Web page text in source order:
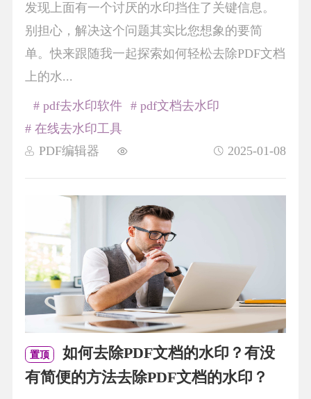
发现上面有一个讨厌的水印挡住了关键信息。
别担心，解决这个问题其实比您想象的要简
单。快来跟随我一起探索如何轻松去除PDF文档
上的水...
PDF编辑器 2025-01-08
# pdf去水印软件
# pdf文档去水印
# 在线去水印工具
置顶
如何去除PDF文档的水印？有没
有简便的方法去除PDF文档的水印？